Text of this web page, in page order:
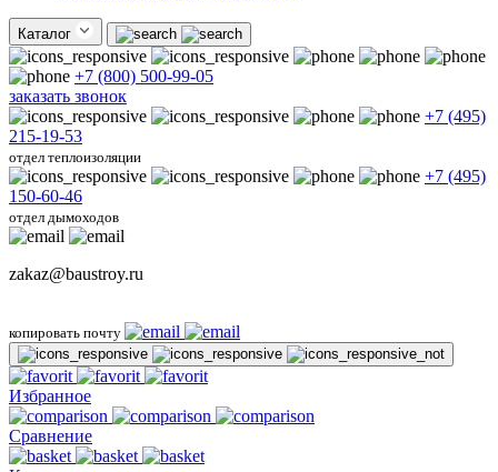
Каталог
+7 (800) 500-99-05
заказать звонок
+7 (495)
215-19-53
отдел теплоизоляции
+7 (495)
150-60-46
отдел дымоходов
zakaz@baustroy.ru
копировать почту
Избранное
Сравнение